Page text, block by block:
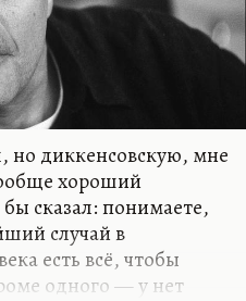
но диккенсовскую, мне
хороший
сказал: понимаете,
случай в
есть всё, чтобы
одного — у нет